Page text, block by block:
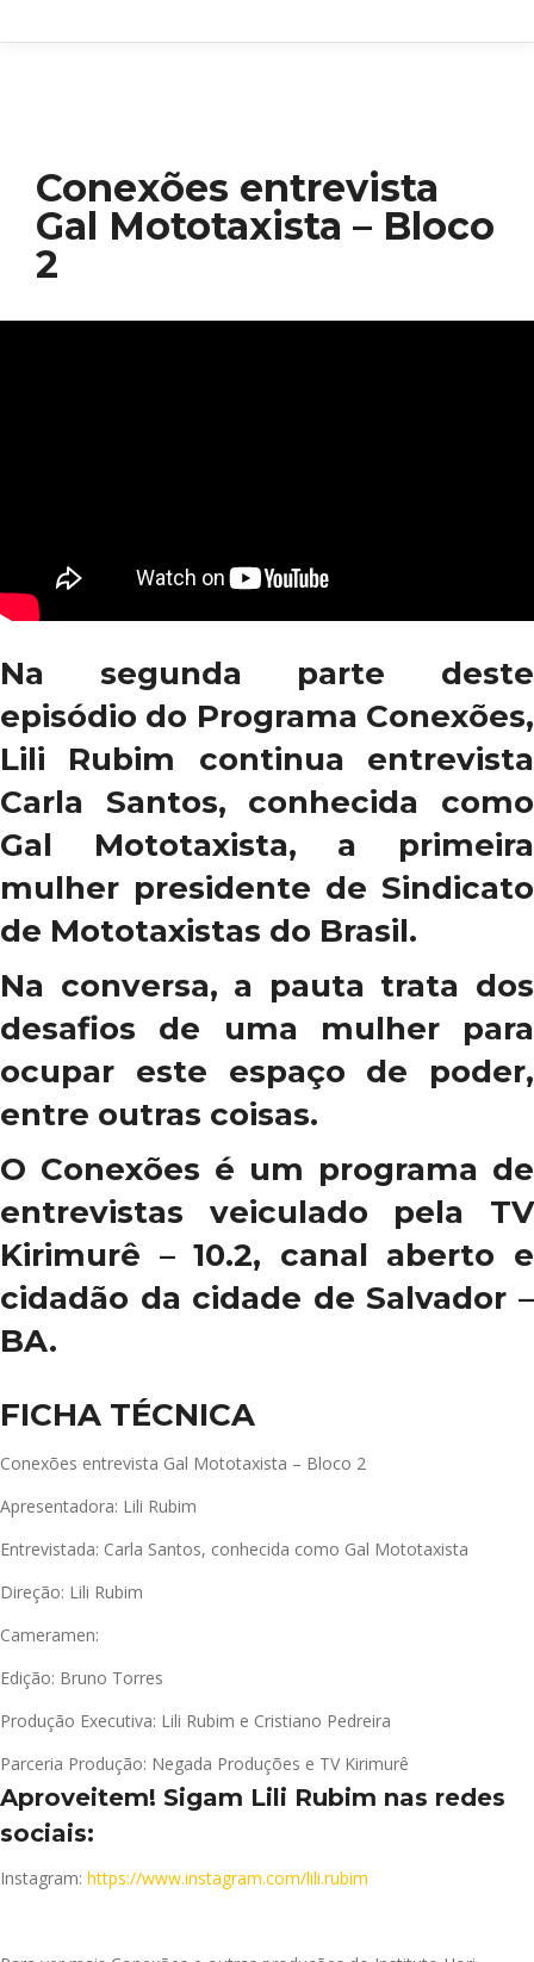
Conexões entrevista
Gal Mototaxista – Bloco
2
Na segunda parte deste
episódio do Programa Conexões,
Lili Rubim continua entrevista
Carla Santos, conhecida como
Gal Mototaxista, a primeira
mulher presidente de Sindicato
de Mototaxistas do Brasil.
Na conversa, a pauta trata dos
desafios de uma mulher para
ocupar este espaço de poder,
entre outras coisas.
O Conexões é um programa de
entrevistas veiculado pela TV
Kirimurê – 10.2, canal aberto e
cidadão da cidade de Salvador –
BA.
FICHA TÉCNICA
Conexões entrevista Gal Mototaxista – Bloco 2
Apresentadora: Lili Rubim
Entrevistada: Carla Santos, conhecida como Gal Mototaxista
Direção: Lili Rubim
Cameramen:
Edição: Bruno Torres
Produção Executiva: Lili Rubim e Cristiano Pedreira
Parceria Produção: Negada Produções e TV Kirimurê
Aproveitem! Sigam Lili Rubim nas redes
sociais:
Instagram: https://www.instagram.com/lili.rubim